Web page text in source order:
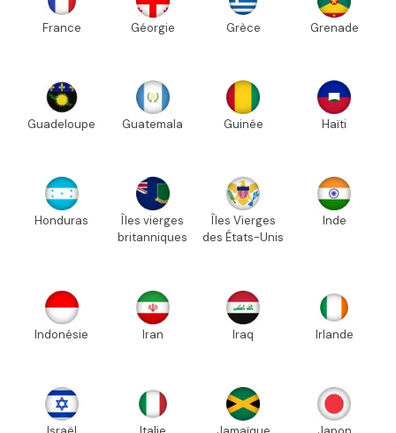
France Géorgie Grèce Grenade
Guadeloupe Guatemala Guinée Haïti
Honduras
Îles vierges
britanniques
Îles Vierges
des États-Unis
Inde
Indonésie Iran Iraq Irlande